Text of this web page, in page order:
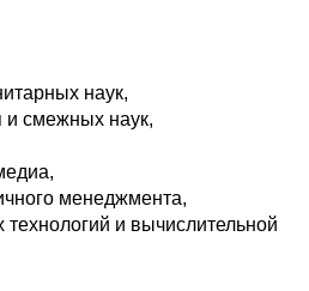
наук,
и смежных наук,
менеджмента,
и вычислительной